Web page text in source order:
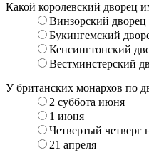
Какой королевский дворец
Винзорский дворец
Букингемский
Кенсингтонский
Вестминстерский
У британских монархов по
2 суббота июня
1 июня
Четвертый четверг
21 апреля